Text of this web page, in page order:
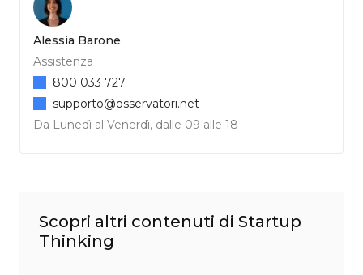
Alessia Barone
Assistenza
Da Lunedì al Venerdì, dalle 09 alle 18
800 033 727
supporto@osservatori.net
Scopri altri contenuti di Startup
Thinking